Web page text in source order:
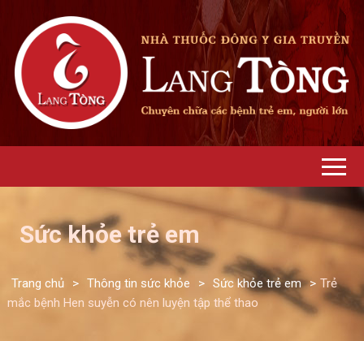
Sức khỏe trẻ em
Trang chủ > Thông tin sức khỏe > Sức khỏe trẻ em > Trẻ
mắc bệnh Hen suyễn có nên luyện tập thể thao